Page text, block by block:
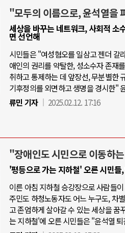
"모두의 이름으로, 윤석열을
세상을 바꾸는 네트워크, 사회적 소
면 선언해
시민들은 "여성혐오를 일삼고 젠더 갈
애인의 권리를 약탈한, 성소수자 존재
취하고 통제하는 데 앞장선, 무분별한
기후정의를 외면하고 생명을 경시한"
류민 기자
2025.02.12. 17:16
"장애인도 시민으로 이동하
'평등으로 가는 지하철' 오른 시민
이른 아침 지하철 승강장으로 사람들
주민도 하청노동자도 어느 누구도, 차
고 존엄하게 살아갈 수 있는 세상을 꿈
는 지하철'에 오른 시민들은 "윤석열 퇴